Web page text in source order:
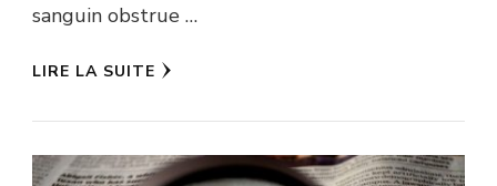
sanguin obstrue …
LIRE LA SUITE